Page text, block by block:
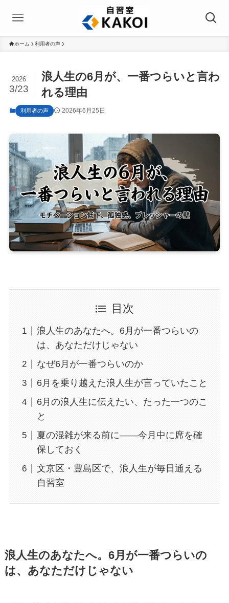
ホーム 利用者の声
浪人生の6月が、一番つらいと言わ
れる理由
2026
3/23
利用者の声 2026年6月25日
目次
浪人生のあなたへ。6月が一番つらいの
は、あなただけじゃない
なぜ6月が一番つらいのか
6月を乗り越えた浪人生が言っていたこと
6月の浪人生に伝えたい、たった一つのこ
と
夏の混雑が来る前に——今月中に席を確
保しておく
文京区・豊島区で、浪人生が毎日通える
自習室
浪人生のあなたへ。6月が一番つらいの
は、あなただけじゃない